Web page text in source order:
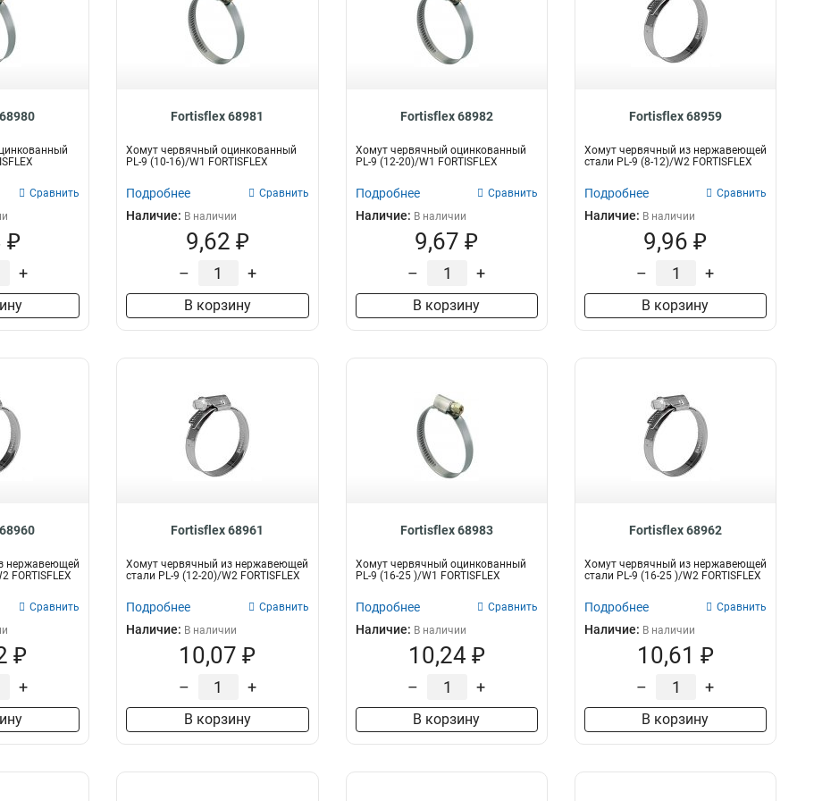
Сравнить
₽
+
Fortisflex 68981
Хомут червячный оцинкованный
PL-9 (10-16)/W1 FORTISFLEX
Подробнее Сравнить
Наличие: В наличии
9,62 ₽
– +
В корзину
Fortisflex 68982
Хомут червячный оцинкованный
PL-9 (12-20)/W1 FORTISFLEX
Подробнее Сравнить
Наличие: В наличии
9,67 ₽
– +
В корзину
Fortisflex 68959
Хомут червячный из нержавеющей
стали PL-9 (8-12)/W2 FORTISFLEX
Подробнее Сравнить
Наличие: В наличии
9,96 ₽
– +
В корзину
нержавеющей
FORTISFLEX
Сравнить
₽
+
Fortisflex 68961
Хомут червячный из нержавеющей
стали PL-9 (12-20)/W2 FORTISFLEX
Подробнее Сравнить
Наличие: В наличии
10,07 ₽
– +
В корзину
Fortisflex 68983
Хомут червячный оцинкованный
PL-9 (16-25 )/W1 FORTISFLEX
Подробнее Сравнить
Наличие: В наличии
10,24 ₽
– +
В корзину
Fortisflex 68962
Хомут червячный из нержавеющей
стали PL-9 (16-25 )/W2 FORTISFLEX
Подробнее Сравнить
Наличие: В наличии
10,61 ₽
– +
В корзину